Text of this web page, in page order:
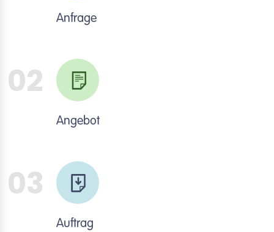
Anfrage
02
Angebot
03
Auftrag